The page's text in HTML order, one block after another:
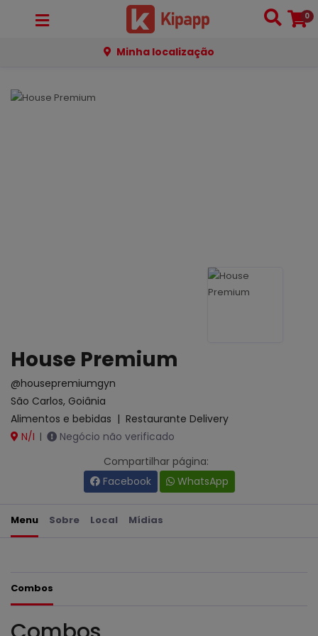
0
Minha localização
House Premium
@housepremiumgyn
São Carlos, Goiânia
Alimentos e bebidas | Restaurante Delivery
N/I |
Negócio não verificado
Compartilhar página:
Facebook
WhatsApp
Menu Sobre Local Mídias
Combos